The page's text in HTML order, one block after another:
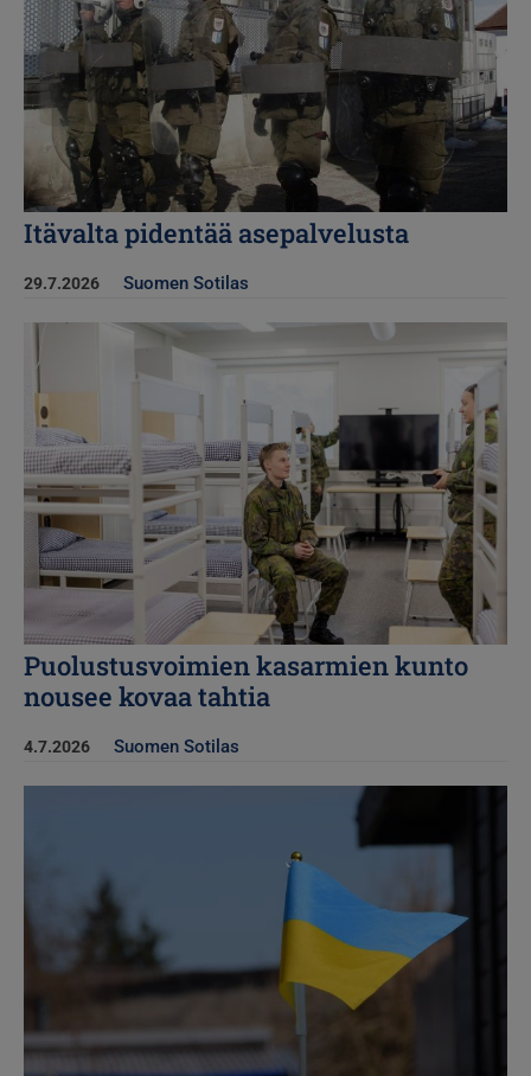
Itävalta pidentää asepalvelusta
29.7.2026 Suomen Sotilas
Puolustusvoimien kasarmien kunto
nousee kovaa tahtia
4.7.2026 Suomen Sotilas